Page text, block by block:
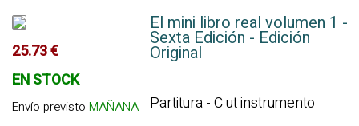
25.73 €
EN STOCK
Envío previsto MAÑANA
El mini libro real volumen 1 -
Sexta Edición - Edición
Original
Partitura - C ut instrumento